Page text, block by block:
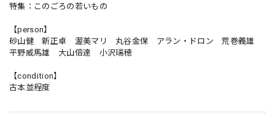
特集：このごろの若いもの
【person】
砂山健 新正卓 渥美マリ 丸谷金保 アラン・ドロン 荒巻義雄
平野威馬雄 大山倍達 小沢瑞穂
【condition】
古本並程度